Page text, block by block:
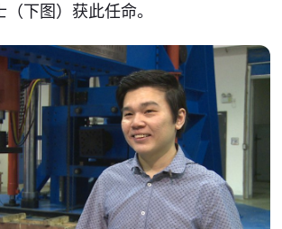
下图）获此任命。